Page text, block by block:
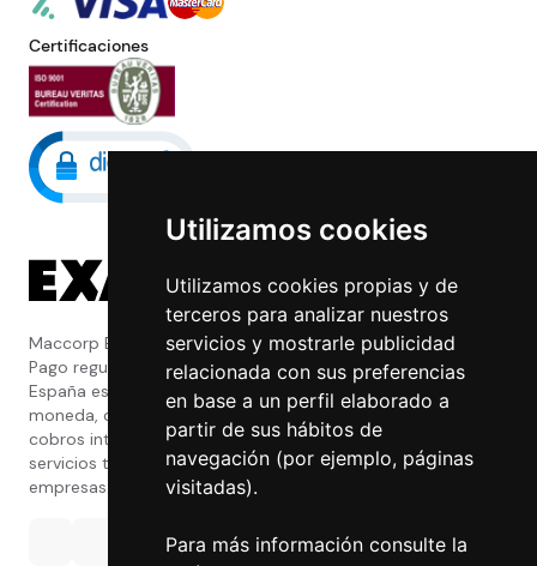
Utilizamos cookies
Utilizamos cookies propias y de
terceros para analizar nuestros
servicios y mostrarle publicidad
relacionada con sus preferencias
en base a un perfil elaborado a
partir de sus hábitos de
navegación (por ejemplo, páginas
visitadas).
Para más información consulte la
Certificaciones
Maccorp Exact Change es una Entidad de
Pago regulada y con licencia del Banco de
España especializada en cambio de
moneda, divisas, transferencias, pagos y
cobros internacionales que presta estos
servicios tanto a particulares como a
empresas.